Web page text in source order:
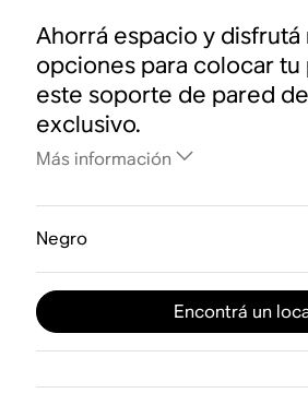
Ahorrá espacio y disfrutá
opciones para colocar tu
este soporte de pared
exclusivo.
Más información
Negro
Encontrá un